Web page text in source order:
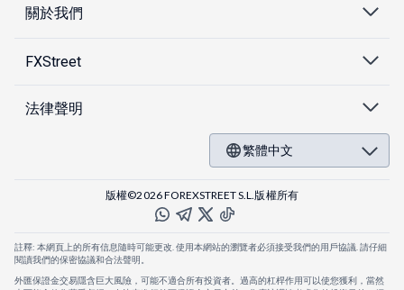
關於我們
FXStreet
法律聲明
繁體中文
版權©2026 FOREXSTREET S.L.版權所有
註釋: 本網頁上的所有信息隨時可能更改. 使用本網站的瀏覽者必須接受我們的用戶協議. 請仔細
閱讀我們的保密協議和合法聲明。
外匯保證金交易隱含巨大風險，可能不適合所有投資者。過高的杠桿作用可以使您獲利，當然